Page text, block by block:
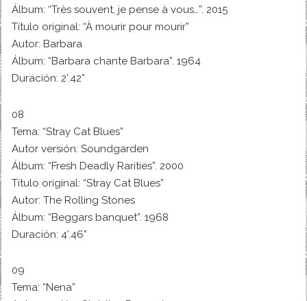
Álbum: “Très souvent, je pense à vous…”. 2015
Título original: “À mourir pour mourir”
Autor: Barbara
Álbum: “Barbara chante Barbara”. 1964
Duración: 2’.42”
08
Tema: “Stray Cat Blues”
Autor versión: Soundgarden
Álbum: “Fresh Deadly Rarities”. 2000
Título original: “Stray Cat Blues”
Autor: The Rolling Stones
Álbum: “Beggars banquet”. 1968
Duración: 4’.46”
09
Tema: “Nena”